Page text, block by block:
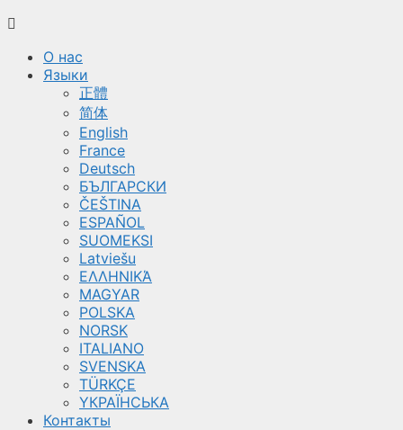
О нас
Языки
正體
简体
English
France
Deutsch
БЪЛГАРСКИ
ČEŠTINA
ESPAÑOL
SUOMEKSI
Latviešu
ΕΛΛΗΝΙΚΆ
MAGYAR
POLSKA
NORSK
ITALIANO
SVENSKA
TÜRKÇE
YКРАЇНСЬКА
Контакты